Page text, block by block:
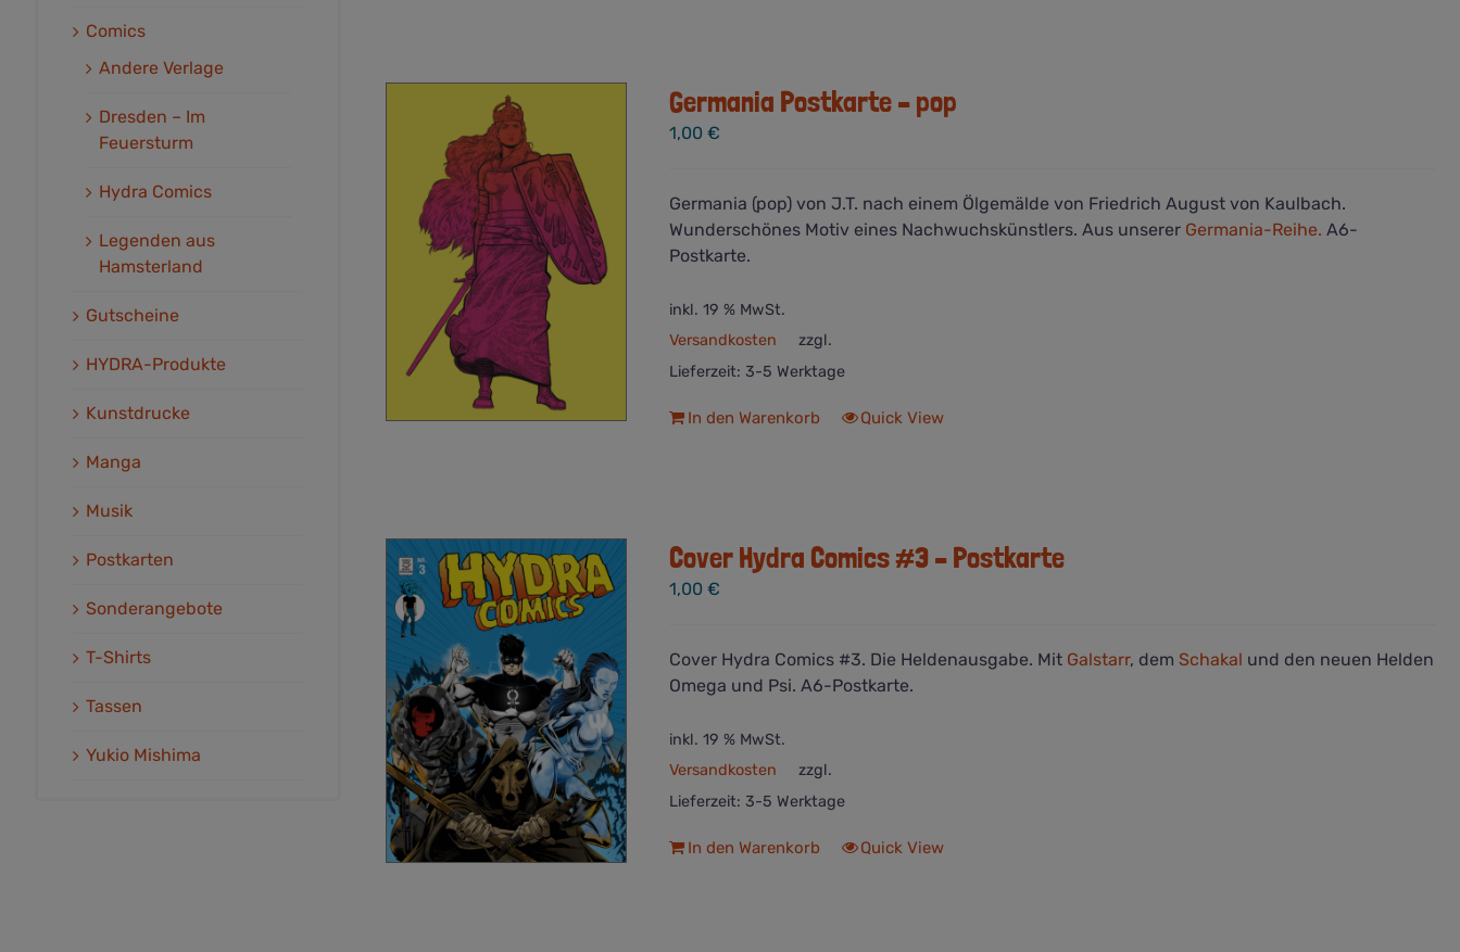
Germania Postkarte – pop
1,00 €
Germania (pop) von J.T. nach einem Ölgemälde von Friedrich August von Kaulbach.
Wunderschönes Motiv eines Nachwuchskünstlers. Aus unserer Germania-Reihe. A6-
Postkarte.
inkl. 19 % MwSt.
zzgl.
Versandkosten
Lieferzeit: 3-5 Werktage
In den Warenkorb Quick View
Cover Hydra Comics #3 – Postkarte
1,00 €
Cover Hydra Comics #3. Die Heldenausgabe. Mit Galstarr, dem Schakal und den neuen Helden
Omega und Psi. A6-Postkarte.
inkl. 19 % MwSt.
zzgl.
Versandkosten
Lieferzeit: 3-5 Werktage
In den Warenkorb Quick View
Comics
Andere Verlage
Dresden – Im
Feuersturm
Hydra Comics
Legenden aus
Hamsterland
Gutscheine
HYDRA-Produkte
Kunstdrucke
Manga
Musik
Postkarten
Sonderangebote
T-Shirts
Tassen
Yukio Mishima